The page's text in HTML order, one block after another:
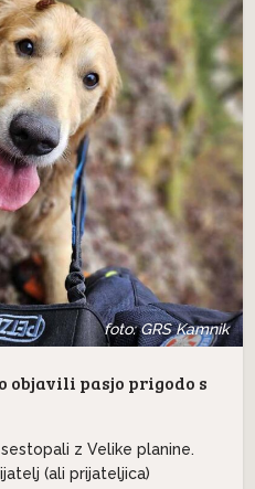
foto: GRS Kamnik
objavili pasjo prigodo s
z Velike planine.
(ali prijateljica)